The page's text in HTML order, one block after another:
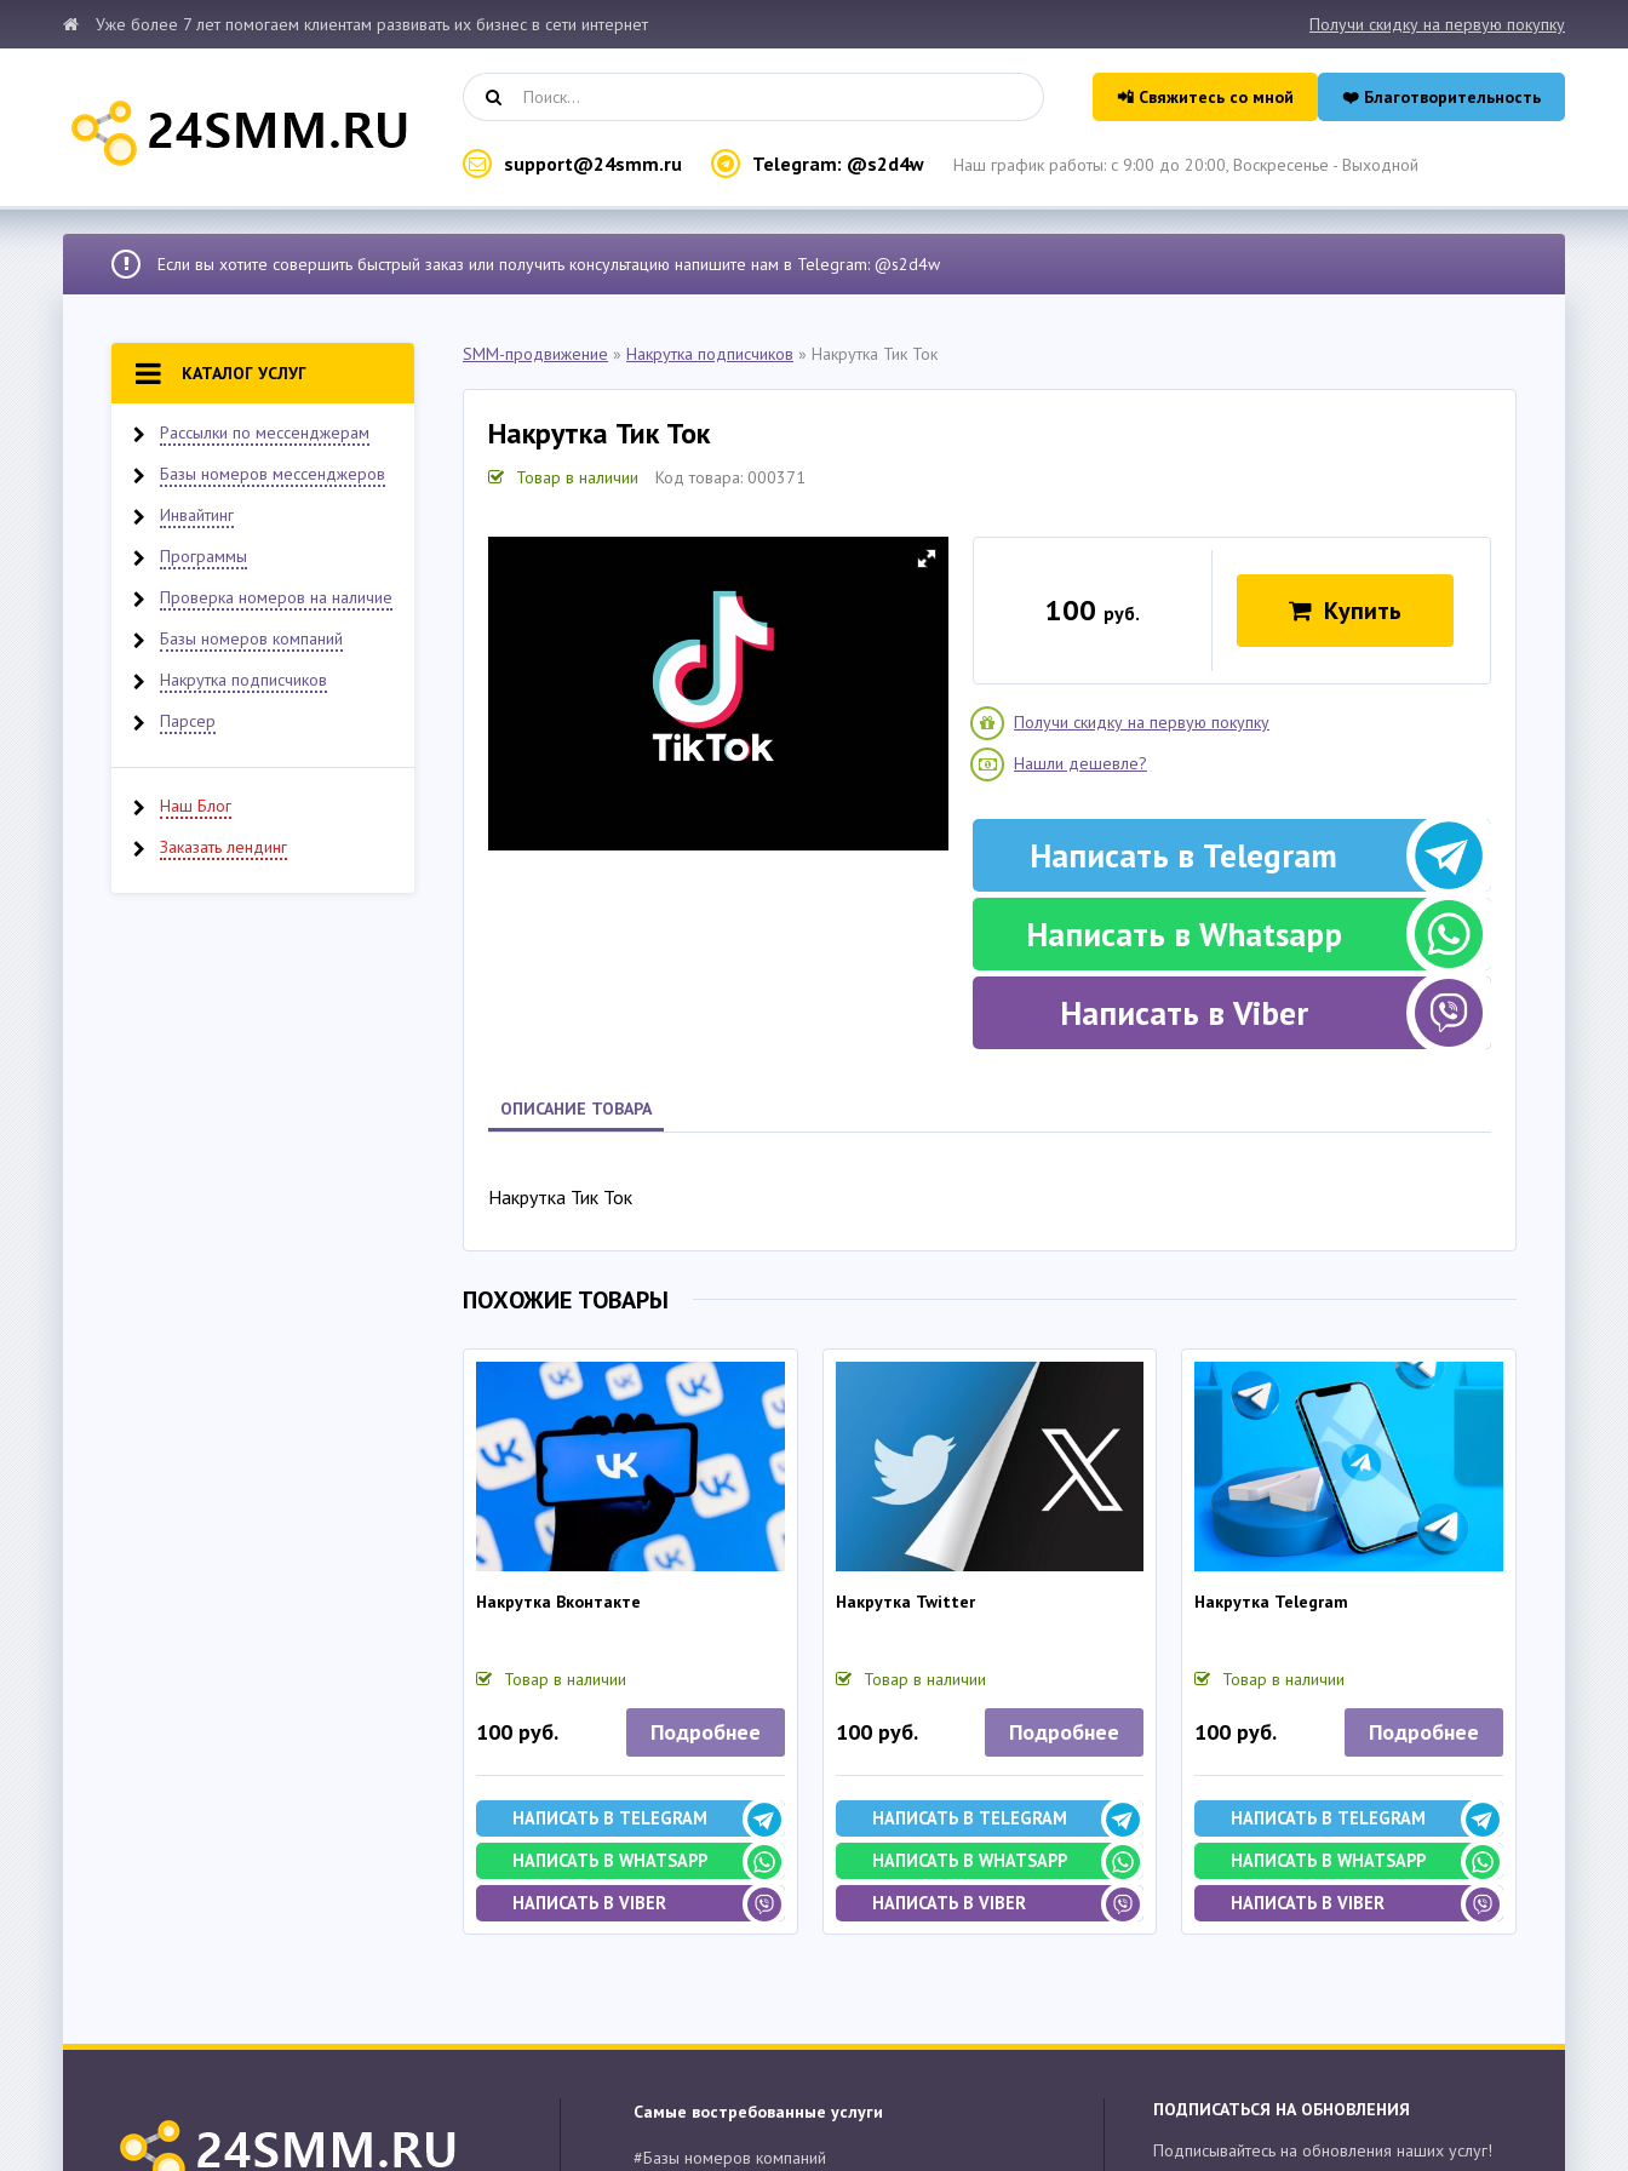
Уже более 7 лет помогаем клиентам развивать их бизнес в сети интернет Получи скидку на первую покупку
📲 Свяжитесь со мной ❤️ Благотворительность
support@24smm.ru Telegram: @s2d4w Наш график работы: с 9:00 до 20:00, Воскресенье - Выходной
Если вы хотите совершить быстрый заказ или получить консультацию напишите нам в Telegram: @s2d4w
КАТАЛОГ УСЛУГ
Рассылки по мессенджерам
Базы номеров мессенджеров
Инвайтинг
Программы
Проверка номеров на наличие
Базы номеров компаний
Накрутка подписчиков
Парсер
Наш Блог
Заказать лендинг
SMM-продвижение » Накрутка подписчиков » Накрутка Тик Ток
Накрутка Тик Ток
Товар в наличии Код товара: 000371
100 руб. Купить
Получи скидку на первую покупку
Нашли дешевле?
Написать в Telegram
Написать в Whatsapp
Написать в Viber
ОПИСАНИЕ ТОВАРА
Накрутка Тик Ток
ПОХОЖИЕ ТОВАРЫ
Накрутка Вконтакте
Товар в наличии
100 руб. Подробнее
НАПИСАТЬ В TELEGRAM
НАПИСАТЬ В WHATSAPP
НАПИСАТЬ В VIBER
Накрутка Twitter
Товар в наличии
100 руб. Подробнее
НАПИСАТЬ В TELEGRAM
НАПИСАТЬ В WHATSAPP
НАПИСАТЬ В VIBER
Накрутка Telegram
Товар в наличии
100 руб. Подробнее
НАПИСАТЬ В TELEGRAM
НАПИСАТЬ В WHATSAPP
НАПИСАТЬ В VIBER
Самые востребованные услуги
#Базы номеров компаний
ПОДПИСАТЬСЯ НА ОБНОВЛЕНИЯ
Подписывайтесь на обновления наших услуг!